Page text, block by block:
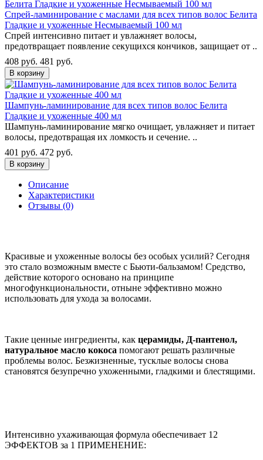
Спрей-ламинирование с маслами для всех типов волос Белита
Гладкие и ухоженные Несмываемый 100 мл
Спрей интенсивно питает и увлажняет волосы,
предотвращает появление секущихся кончиков, защищает от ..
408 руб. 481 руб.
В корзину
Шампунь-ламинирование для всех типов волос Белита
Гладкие и ухоженные 400 мл
Шампунь-ламинирование мягко очищает, увлажняет и питает
волосы, предотвращая их ломкость и сечение. ..
401 руб. 472 руб.
В корзину
Описание
Характеристики
Отзывы (0)
Красивые и ухоженные волосы без особых усилий? Сегодня
это стало возможным вместе с Бьюти-бальзамом! Средство,
действие которого основано на принципе
многофункциональности, отныне эффективно можно
использовать для ухода за волосами.
Такие ценные ингредиенты, как церамиды, Д-пантенол,
натуральное масло кокоса помогают решать различные
проблемы волос. Безжизненные, тусклые волосы снова
становятся безупречно ухоженными, гладкими и блестящими.
Интенсивно ухаживающая формула обеспечивает 12
ЭФФЕКТОВ за 1 ПРИМЕНЕНИЕ: